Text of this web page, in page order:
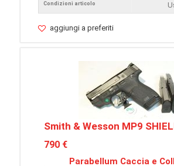
Condizioni articolo
aggiungi a preferiti
Smith & Wesson MP9
790 €
Parabellum Caccia e